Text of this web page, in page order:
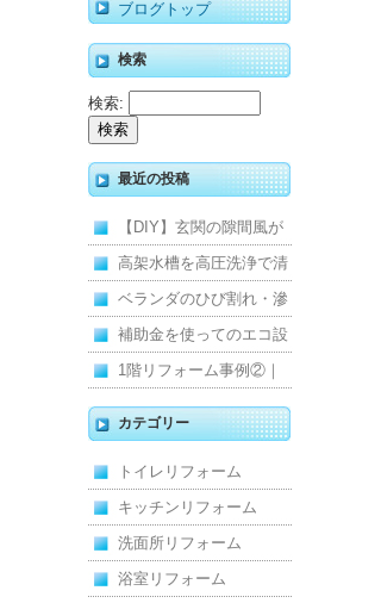
ブログトップ
検索
検索:
最近の投稿
【DIY】玄関の隙間風が
寒くて断熱ドアに交換し
ました
高架水槽を高圧洗浄で清
掃！衛生的な給水環境を
維持｜施工事例
ベランダのひび割れ・滲
みを解消！賃貸マンショ
ン防水工事
補助金を使ってのエコ設
備住宅リフォーム
1階リフォーム事例②｜
キッチン・床・収納を一
新し、扉新設で動線を整
えた全面改修
カテゴリー
トイレリフォーム
キッチンリフォーム
洗面所リフォーム
浴室リフォーム